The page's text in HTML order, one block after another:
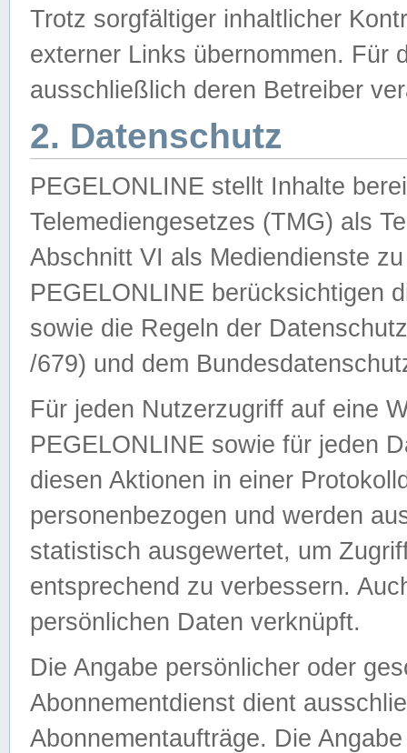
Trotz sorgfältiger inhaltlicher
externer Links übernommen. Für
ausschließlich deren Betreiber
2. Datenschutz
PEGELONLINE stellt Inhalte
Telemediengesetzes (TMG) als
Abschnitt VI als Mediendienste
PEGELONLINE berücksichtigen
sowie die Regeln der
/679) und dem
Für jeden Nutzerzugriff auf eine
PEGELONLINE sowie für jeden
diesen Aktionen in einer
personenbezogen und werden
statistisch ausgewertet, um
entsprechend zu verbessern.
persönlichen Daten verknüpft.
Die Angabe persönlicher oder
Abonnementdienst dient
Abonnementaufträge. Die